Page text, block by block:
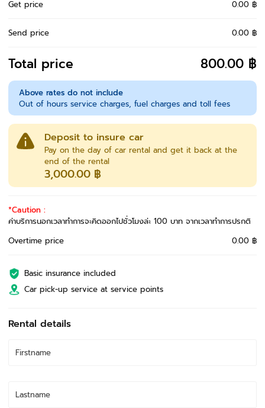
Get price 0.00 ฿
Send price 0.00 ฿
Total price 800.00 ฿
Above rates do not include
Out of hours service charges, fuel charges and toll fees
Deposit to insure car
Pay on the day of car rental and get it back at the
end of the rental
3,000.00 ฿
*Caution :
ค่าบริการนอกเวลาทำการจะคิดออกไปชั่วโมงล่ะ 100 บาท จากเวลาทำการปรกติ
Overtime price
0.00 ฿
Basic insurance included
Car pick-up service at service points
Rental details